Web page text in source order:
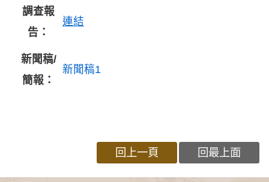
調查報
告：
連結
新聞稿/
簡報：
新聞稿1
回上一頁 回最上面